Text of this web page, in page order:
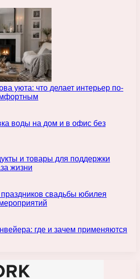
уюта: что делает интерьер по-
воды на дом и в офис без
и товары для поддержки
жизни
свадьбы юбилея
где и зачем применяются